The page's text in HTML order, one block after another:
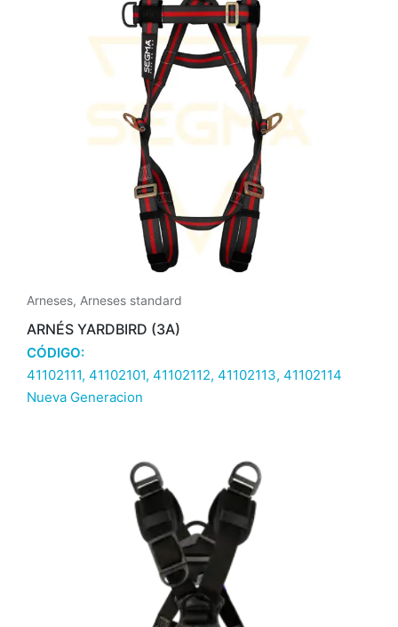
Arneses, Arneses standard
ARNÉS YARDBIRD (3A)
CÓDIGO:
41102111, 41102101, 41102112, 41102113, 41102114
Nueva Generacion